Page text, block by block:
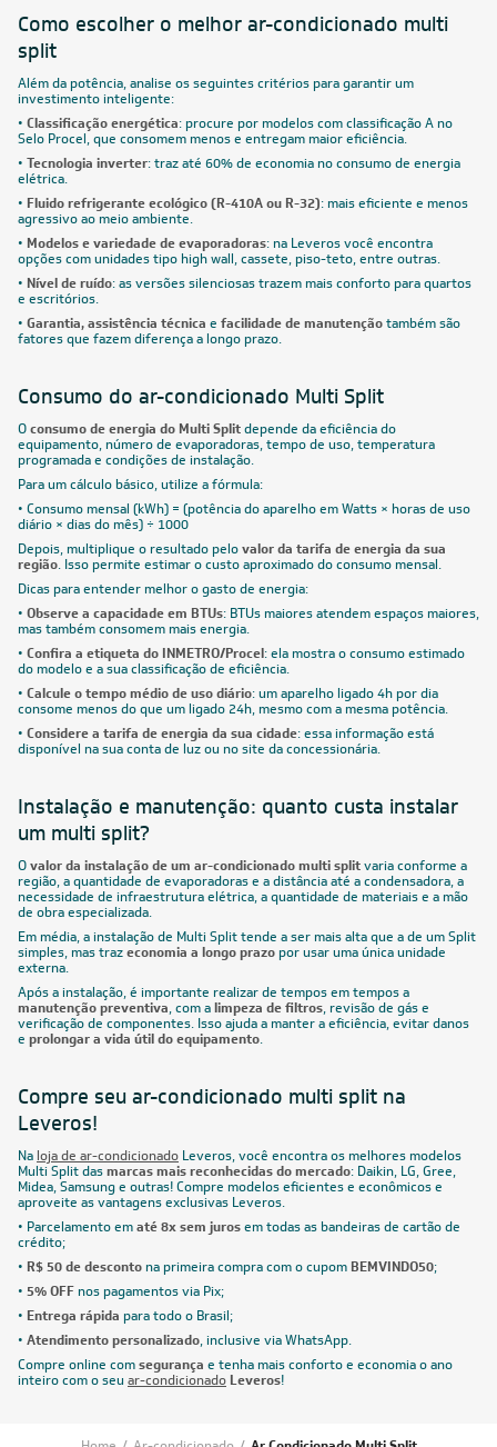
Como escolher o melhor ar-condicionado multi
split
Além da potência, analise os seguintes critérios para garantir um
investimento inteligente:
• Classificação energética: procure por modelos com classificação A no
Selo Procel, que consomem menos e entregam maior eficiência.
• Tecnologia inverter: traz até 60% de economia no consumo de energia
elétrica.
• Fluido refrigerante ecológico (R-410A ou R-32): mais eficiente e menos
agressivo ao meio ambiente.
• Modelos e variedade de evaporadoras: na Leveros você encontra
opções com unidades tipo high wall, cassete, piso-teto, entre outras.
• Nível de ruído: as versões silenciosas trazem mais conforto para quartos
e escritórios.
• Garantia, assistência técnica e facilidade de manutençãotambém são
fatores que fazem diferença a longo prazo.
Consumo do ar-condicionado Multi Split
Oconsumo de energia do Multi Splitdepende da eficiência do
equipamento, número de evaporadoras, tempo de uso, temperatura
programada e condições de instalação.
Para um cálculo básico, utilize a fórmula:
• Consumo mensal (kWh) = (potência do aparelho em Watts × horas de uso
diário × dias do mês) ÷ 1000
Depois, multiplique o resultado pelovalor da tarifa de energia da sua
região. Isso permite estimar o custo aproximado do consumo mensal.
Dicas para entender melhor o gasto de energia:
• Observe a capacidade em BTUs: BTUs maiores atendem espaços maiores,
mas também consomem mais energia.
• Confira a etiqueta do INMETRO/Procel: ela mostra o consumo estimado
do modelo e a sua classificação de eficiência.
• Calcule o tempo médio de uso diário: um aparelho ligado 4h por dia
consome menos do que um ligado 24h, mesmo com a mesma potência.
• Considere a tarifa de energia da sua cidade: essa informação está
disponível na sua conta de luz ou no site da concessionária.
Instalação e manutenção: quanto custa instalar
um multi split?
Ovalor da instalação de um ar-condicionado multi splitvaria conforme a
região, a quantidade de evaporadoras e a distância até a condensadora, a
necessidade de infraestrutura elétrica, a quantidade de materiais e a mão
de obra especializada.
Em média, a instalação de Multi Split tende a ser mais alta que a de um Split
simples, mas trazeconomia a longo prazopor usar uma única unidade
externa.
Após a instalação, é importante realizar de tempos em tempos a
manutenção preventiva, com alimpeza de filtros, revisão de gás e
verificação de componentes. Isso ajuda a manter a eficiência, evitar danos
e prolongar a vida útil do equipamento.
Compre seu ar-condicionado multi split na
Leveros!
Na loja de ar-condicionado Leveros, você encontra os melhores modelos
Multi Split dasmarcas mais reconhecidas do mercado: Daikin, LG, Gree,
Midea, Samsung e outras! Compre modelos eficientes e econômicos e
aproveite as vantagens exclusivas Leveros.
• Parcelamento ematé 8x sem jurosem todas as bandeiras de cartão de
crédito;
• R$ 50 de descontona primeira compra com o cupom BEMVINDO50;
• 5% OFFnos pagamentos via Pix;
• Entrega rápida para todo o Brasil;
• Atendimento personalizado, inclusive via WhatsApp.
Compre online comsegurança e tenha mais conforto e economia o ano
inteiro com o seu ar-condicionado Leveros!